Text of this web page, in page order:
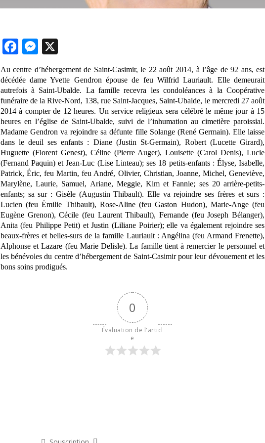
Facebook
Messenger
X
Au centre d’hébergement de Saint-Casimir, le 22 août 2014, à l’âge de 92 ans, est
décédée dame Yvette Gendron épouse de feu Wilfrid Lauriault. Elle demeurait
autrefois à Saint-Ubalde. La famille recevra les condoléances à la Coopérative
funéraire de la Rive-Nord, 138, rue Saint-Jacques, Saint-Ubalde, le mercredi 27 août
2014 à compter de 12 heures. Un service religieux sera célébré le même jour à 15
heures en l’église de Saint-Ubalde, suivi de l’inhumation au cimetière paroissial.
Madame Gendron va rejoindre sa défunte fille Solange (René Germain). Elle laisse
dans le deuil ses enfants : Diane (Justin St-Germain), Robert (Lucette Girard),
Huguette (Florent Genest), Céline (Pierre Auger), Louisette (Carol Denis), Lucie
(Fernand Paquin) et Jean-Luc (Lise Linteau); ses 18 petits-enfants : Élyse, Isabelle,
Patrick, Éric, feu Martin, feu André, Olivier, Christian, Joanne, Michel, Geneviève,
Marylène, Laurie, Samuel, Ariane, Meggie, Kim et Fannie; ses 20 arrière-petits-
enfants; sa sur : Gisèle (Augustin Thibault). Elle va rejoindre ses frères et surs :
Lucien (feu Émilie Thibault), Rose-Aline (feu Gaston Hudon), Marie-Ange (feu
Eugène Grenon), Cécile (feu Laurent Thibault), Fernande (feu Joseph Bélanger),
Anita (feu Philippe Petit) et Justin (Liliane Poirier); elle va également rejoindre ses
beaux-frères et belles-surs de la famille Lauriault : Angélina (feu Armand Frenette),
Alphonse et Lazare (feu Marie Delisle). La famille tient à remercier le personnel et
les bénévoles du centre d’hébergement de Saint-Casimir pour leur dévouement et les
bons soins prodigués.
0
Évaluation de l'articl
e